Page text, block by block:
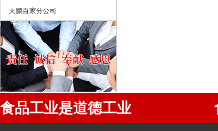
天鹏百家分公司
食品工业是道德工业